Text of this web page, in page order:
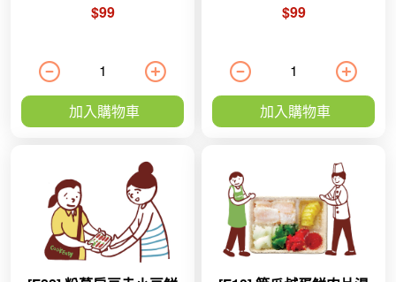
$99
加入購物車
$99
加入購物車